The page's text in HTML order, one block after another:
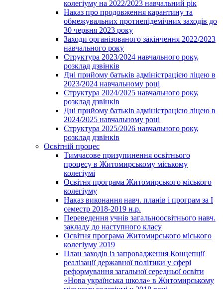
колегіуму на 2022/2023 навчальний рік
Наказ про продовження карантину та
обмежувальних протиепідемічних заходів до
30 червня 2023 року
Заходи організованого закінчення 2022/2023
навчального року
Структура 2023/2024 навчального року,
розклад дзвінків
Дні прийому батьків адміністрацією ліцею в
2023/2024 навчальному році
Структура 2024/2025 навчального року,
розклад дзвінків
Дні прийому батьків адміністрацією ліцею в
2024/2025 навчальному році
Структура 2025/2026 навчального року,
розклад дзвінків
Освітній процес
Тимчасове призупинення освітнього
процесу в Житомирському міському
колегіумі
Освітня програма Житомирського міського
колегіуму
Наказ виконання навч. планів і програм за І
семестр 2018-2019 н.р.
Переведення учнів загальноосвітнього навч.
закладу до наступного класу
Освітня програма Житомирського міського
колегіуму 2019
План заходів із запровадження Концепції
реалізації державної політики у сфері
реформування загальної середньої освіти
«Нова українська школа» в Житомирському